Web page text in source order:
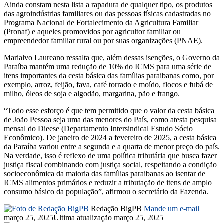
Ainda constam nesta lista a rapadura de qualquer tipo, os produtos
das agroindústrias familiares ou das pessoas físicas cadastradas no
Programa Nacional de Fortalecimento da Agricultura Familiar
(Pronaf) e aqueles promovidos por agricultor familiar ou
empreendedor familiar rural ou por suas organizações (PNAE).
Marialvo Laureano ressalta que, além dessas isenções, o Governo da
Paraíba mantém uma redução de 10% do ICMS para uma série de
itens importantes da cesta básica das famílias paraibanas como, por
exemplo, arroz, feijão, fava, café torrado e moído, flocos e fubá de
milho, óleos de soja e algodão, margarina, pão e frango.
“Todo esse esforço é que tem permitido que o valor da cesta básica
de João Pessoa seja uma das menores do País, como atesta pesquisa
mensal do Dieese (Departamento Intersindical Estudo Sócio
Econômico). De janeiro de 2024 a fevereiro de 2025, a cesta básica
da Paraíba variou entre a segunda e a quarta de menor preço do país.
Na verdade, isso é reflexo de uma política tributária que busca fazer
justiça fiscal combinando com justiça social, respeitando a condição
socioeconômica da maioria das famílias paraibanas ao isentar de
ICMS alimentos primários e reduzir a tributação de itens de amplo
consumo básico da população”, afirmou o secretário da Fazenda.
Redação BigPB Mande um e-mail
março 25, 2025Última atualização março 25, 2025